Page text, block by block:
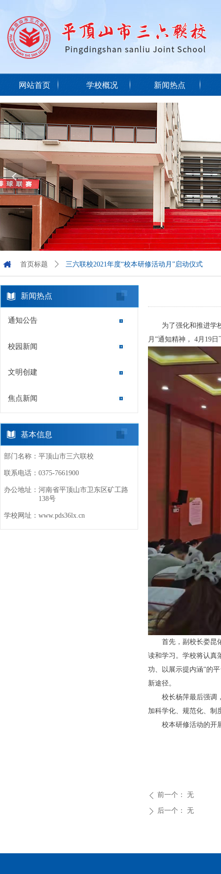
网站首页 学校概况 新闻热点
넳
首页标题 ꄲ 三六联校2021年度“校本研修活动月”启动仪式
新闻热点
通知公告
校园新闻
文明创建
焦点新闻
基本信息
部门名称： 平顶山市三六联校
联系电话： 0375-7661900
办公地址： 河南省平顶山市卫东区矿工路
138号
学校网址： www.pds36lx.cn
为了强化和推进学
月”通知精神， 4月19
首先，副校长娄昆
读和学习。学校将认真
功、以展示提内涵”的
新途径。
校长杨萍最后强调
加科学化、规范化、制
校本研修活动的开
ꄲ 后一个： 无
ꄴ 前一个： 无